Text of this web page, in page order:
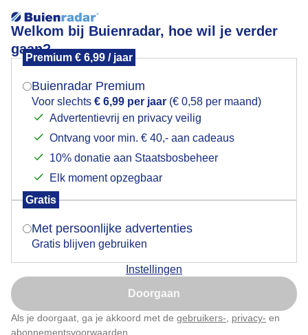
Welkom bij Buienradar, hoe wil je verder
gaan?
Premium € 6,99 / jaar
Buienradar Premium
Voor slechts € 6,99 per jaar (€ 0,58 per maand)
Advertentievrij en privacy veilig
Ontvang voor min. € 40,- aan cadeaus
10% donatie aan Staatsbosbeheer
Elk moment opzegbaar
Gratis
Met persoonlijke advertenties
Gratis blijven gebruiken
Instellingen
Doorgaan
Als je doorgaat, ga je akkoord met de gebruikers- privacy- en
abonnementsvoorwaarden
regen voldoende
Door: werner de vliegere Gemaakt: 10-06-2026, 44x bekeken
Mogen we je locatie gebruiken voor het
Indien je hier nog geen akkoord op hebt gegeven,
verschijnt er zo een pop-up uit je browser waarin
Is goed, toon de popup
Nu niet, misschien later
Klik hierom dit aan te passen